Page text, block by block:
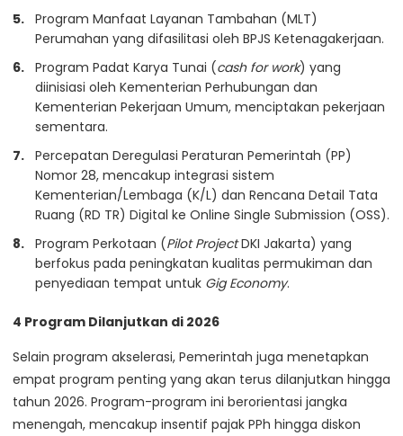
Program Manfaat Layanan Tambahan (MLT)
Perumahan yang difasilitasi oleh BPJS Ketenagakerjaan.
Program Padat Karya Tunai (cash for work) yang
diinisiasi oleh Kementerian Perhubungan dan
Kementerian Pekerjaan Umum, menciptakan pekerjaan
sementara.
Percepatan Deregulasi Peraturan Pemerintah (PP)
Nomor 28, mencakup integrasi sistem
Kementerian/Lembaga (K/L) dan Rencana Detail Tata
Ruang (RD TR) Digital ke Online Single Submission (OSS).
Program Perkotaan (Pilot ProjectDKI Jakarta) yang
berfokus pada peningkatan kualitas permukiman dan
penyediaan tempat untuk Gig Economy.
4 Program Dilanjutkan di 2026
Selain program akselerasi, Pemerintah juga menetapkan
empat program penting yang akan terus dilanjutkan hingga
tahun 2026. Program-program ini berorientasi jangka
menengah, mencakup insentif pajak PPh hingga diskon